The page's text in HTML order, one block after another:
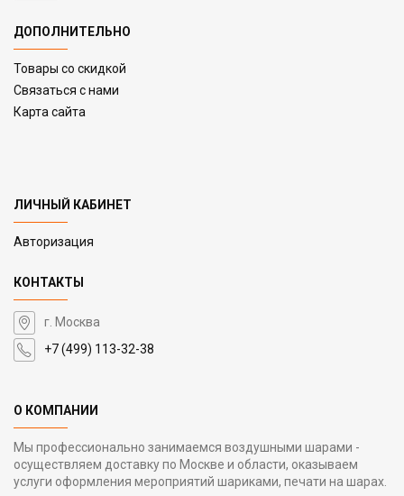
ДОПОЛНИТЕЛЬНО
Товары со скидкой
Связаться с нами
Карта сайта
ЛИЧНЫЙ КАБИНЕТ
Авторизация
КОНТАКТЫ
г. Москва
+7 (499) 113-32-38
О КОМПАНИИ
Мы профессионально занимаемся воздушными шарами -
осуществляем доставку по Москве и области, оказываем
услуги оформления мероприятий шариками, печати на шарах.